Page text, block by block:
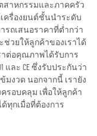
สาหกรรมและภาคครัว
ครื่องยนต์ชั้นนำระดับ
มารถเสนอราคาที่ต่ำกว่า
ะช่วยให้ลูกค้าของเราได้
ต่อคุณภาพได้รับการ
และ CE ซึ่งรับประกันว่า
งวด นอกจากนี้ เรายัง
รอบคลุม เพื่อให้ลูกค้า
ทุกเมื่อที่ต้องการ